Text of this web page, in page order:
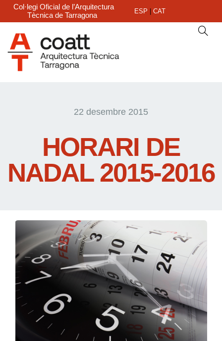
Col·legi Oficial de l’Arquitectura
Tècnica de Tarragona
ESP CAT
22 desembre 2015
HORARI DE
NADAL 2015-2016